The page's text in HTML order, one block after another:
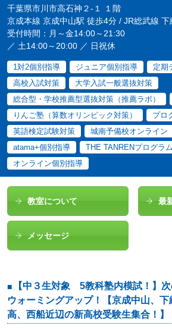
千葉県市川市高石神２-１ １階
京成本線 京成中山駅 徒歩4分 / JR総武線
受付時間：月～金14:00～21:30
／ 土14:00～20:00 ／ 日祝休
1対2個別指導 ジュニア個別指導
定期
高校入試対策
大学入試一般選抜対策
総合型・学校推薦型選抜対策（推薦ラボ）
りんご塾（算数オリンピック対策）
プロ
英語検定試験対策
城南予備校オンライン
atama+個別指導
THE TANRENプログラム
オンライン個別指導
教室について 最
メッセージ
【中３生対象 5教科塾内模試！】
ウォーミングアップ！【京成中山、
高、西船近辺の新高校受験生集合！】